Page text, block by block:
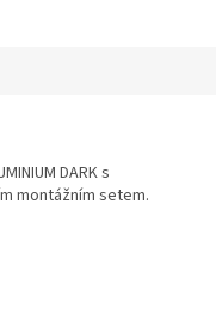
DARK s
montážním setem.